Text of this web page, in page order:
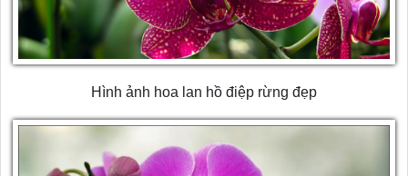
Hình ảnh hoa lan hồ điệp rừng đẹp